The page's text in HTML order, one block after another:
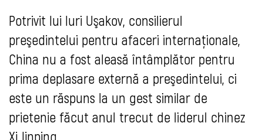
Potrivit lui Iuri Uşakov, consilierul
preşedintelui pentru afaceri internaţionale,
China nu a fost aleasă întâmplător pentru
prima deplasare externă a preşedintelui, ci
este un răspuns la un gest similar de
prietenie făcut anul trecut de liderul chinez
Xi Jinping.